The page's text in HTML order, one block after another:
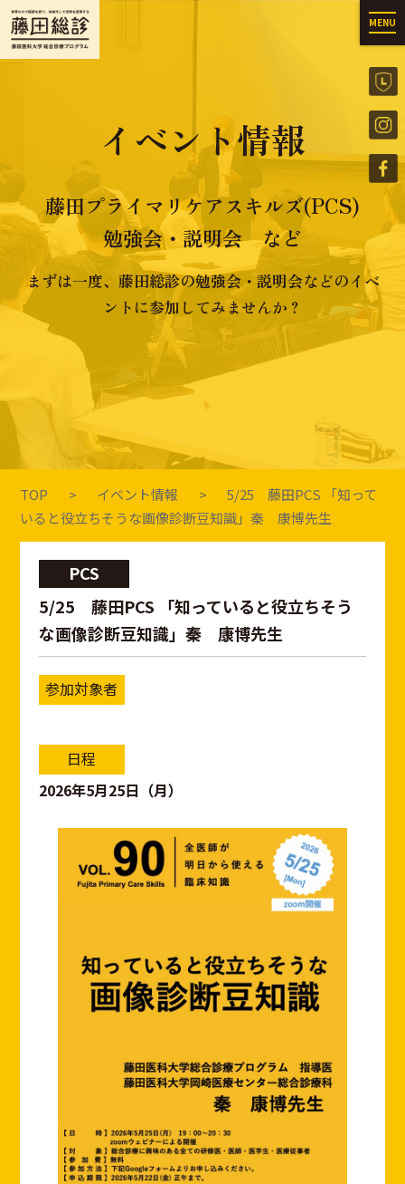
MENU
イベント情報
藤田プライマリケアスキルズ(PCS)
勉強会・説明会 など
まずは一度、藤田総診の勉強会・説明会などのイベ
ントに参加してみませんか？
TOP イベント情報
5/25 藤田PCS 「知って
いると役立ちそうな画像診断豆知識」秦 康博先生
PCS
5/25 藤田PCS 「知っていると役立ちそう
な画像診断豆知識」秦 康博先生
参加対象者
日程
2026年5月25日（月）